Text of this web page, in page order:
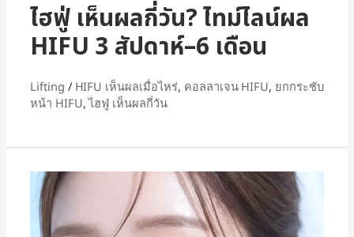
ไฮฟู่ เห็นผลกี่วัน? ไทม์ไลน์ผล
HIFU 3 สัปดาห์–6 เดือน
Lifting / HIFU เห็นผลเมื่อไหร่, คอลลาเจน HIFU, ยกกระชับ
หน้า HIFU,ไฮฟู่ เห็นผลกี่วัน